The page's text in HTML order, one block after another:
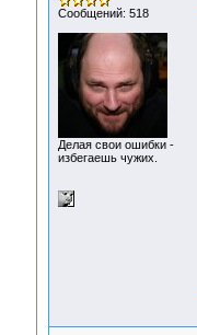
Сообщений: 518
Делая свои ошибки -
избегаешь чужих.